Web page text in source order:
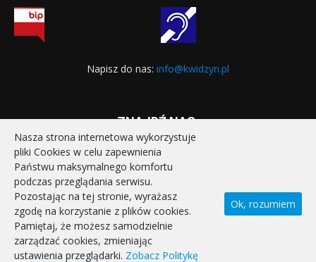
Napisz do nas: info@kwidzyn.pl
ZNAJDŹ NAS:
STRONA GŁÓWNA
REALIZOWANE PROJEKTY
POLITYKA PRYWATNOŚCI
DEKLARACJA DOSTĘPNOŚCI
KONTAKT
Nasza strona internetowa wykorzystuje
pliki Cookies w celu zapewnienia
Państwu maksymalnego komfortu
podczas przeglądania serwisu.
Pozostając na tej stronie, wyrażasz
zgodę na korzystanie z plików cookies.
Pamiętaj, że możesz samodzielnie
zarządzać cookies, zmieniając
ustawienia przeglądarki. Zobacz Politykę
Ok, rozumiem